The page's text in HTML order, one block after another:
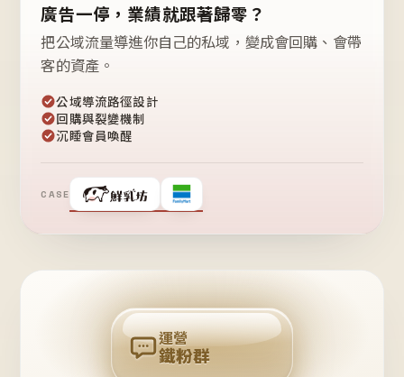
廣告一停，業績就跟著歸零？
把公域流量導進你自己的私域，變成會回購、會帶
客的資產。
公域導流路徑設計
回購與裂變機制
沉睡會員喚醒
CASE
❤
粉
回
購
運營
鐵粉群